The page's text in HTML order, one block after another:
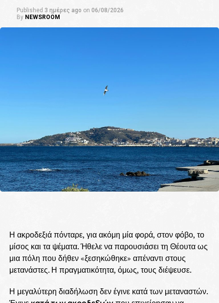
Published 3 ημέρες ago on 06/08/2026
By NEWSROOM
Η ακροδεξιά πόνταρε, για ακόμη μία φορά, στον φόβο, το
μίσος και τα ψέματα. Ήθελε να παρουσιάσει τη Θέουτα ως
μια πόλη που δήθεν «ξεσηκώθηκε» απέναντι στους
μετανάστες. Η πραγματικότητα, όμως, τους διέψευσε.
Η μεγαλύτερη διαδήλωση δεν έγινε κατά των μεταναστών.